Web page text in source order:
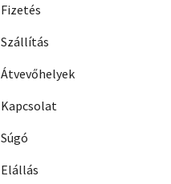
Fizetés
Szállítás
Átvevőhelyek
Kapcsolat
Súgó
Elállás